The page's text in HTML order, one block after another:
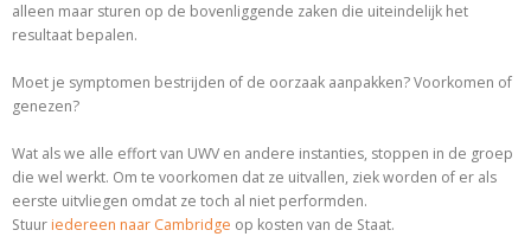
alleen maar sturen op de bovenliggende zaken die uiteindelijk het
resultaat bepalen.
Moet je symptomen bestrijden of de oorzaak aanpakken? Voorkomen of
genezen?
Wat als we alle effort van UWV en andere instanties, stoppen in de groep
die wel werkt. Om te voorkomen dat ze uitvallen, ziek worden of er als
eerste uitvliegen omdat ze toch al niet performden.
Stuur iedereen naar Cambridge op kosten van de Staat.